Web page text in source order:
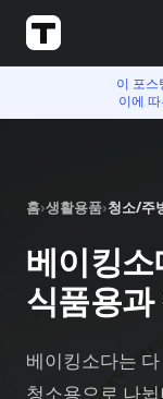
이 포스
이에
홈›생활용품›청소/주
베이킹소
식품용
베이킹소다는
청소용으로 나